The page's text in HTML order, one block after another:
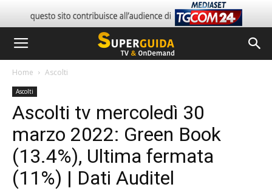
Home Ascolti
Ascolti
Ascolti tv mercoledì 30
marzo 2022: Green Book
(13.4%), Ultima fermata
(11%) | Dati Auditel